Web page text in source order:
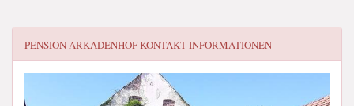
PENSION ARKADENHOFKONTAKT INFORMATIONEN